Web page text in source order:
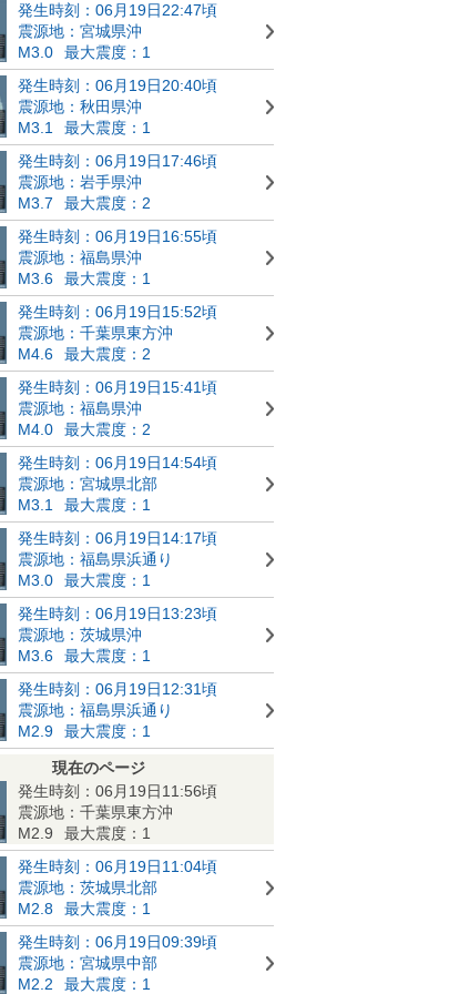
発生時刻：06月19日22:47頃
震源地：宮城県沖
M3.0
最大震度：1
発生時刻：06月19日20:40頃
震源地：秋田県沖
M3.1
最大震度：1
発生時刻：06月19日17:46頃
震源地：岩手県沖
M3.7
最大震度：2
発生時刻：06月19日16:55頃
震源地：福島県沖
M3.6
最大震度：1
発生時刻：06月19日15:52頃
震源地：千葉県東方沖
M4.6
最大震度：2
発生時刻：06月19日15:41頃
震源地：福島県沖
M4.0
最大震度：2
発生時刻：06月19日14:54頃
震源地：宮城県北部
M3.1
最大震度：1
発生時刻：06月19日14:17頃
震源地：福島県浜通り
M3.0
最大震度：1
発生時刻：06月19日13:23頃
震源地：茨城県沖
M3.6
最大震度：1
発生時刻：06月19日12:31頃
震源地：福島県浜通り
M2.9
最大震度：1
現在のページ
発生時刻：06月19日11:56頃
震源地：千葉県東方沖
M2.9
最大震度：1
発生時刻：06月19日11:04頃
震源地：茨城県北部
M2.8
最大震度：1
発生時刻：06月19日09:39頃
震源地：宮城県中部
M2.2
最大震度：1